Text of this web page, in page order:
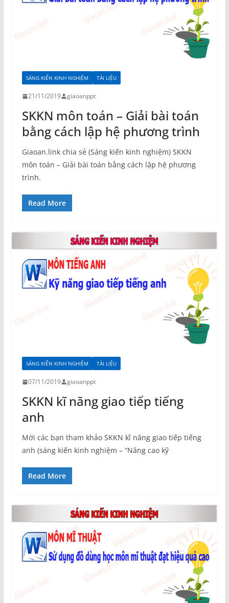
SÁNG KIẾN KINH NGHIỆM TÀI LIỆU
21/11/2019 giaoanppt
SKKN môn toán – Giải bài toán
bằng cách lập hệ phương trình
Giaoan.link chia sẻ (Sáng kiến kinh nghiệm) SKKN
môn toán – Giải bài toán bằng cách lập hệ phương
trình.
Read More
SÁNG KIẾN KINH NGHIỆM TÀI LIỆU
07/11/2019 giaoanppt
SKKN kĩ năng giao tiếp tiếng
anh
Mời các bạn tham khảo SKKN kĩ năng giao tiếp tiếng
anh (sáng kiến kinh nghiệm – “Nâng cao kỹ
Read More